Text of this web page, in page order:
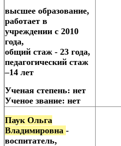
высшее образование,
работает в
учреждении с 2010
года,
общий стаж - 23 года,
педагогический стаж
–14 лет
Ученая степень: нет
Ученое звание: нет
Паук Ольга
Владимировна -
воспитатель,